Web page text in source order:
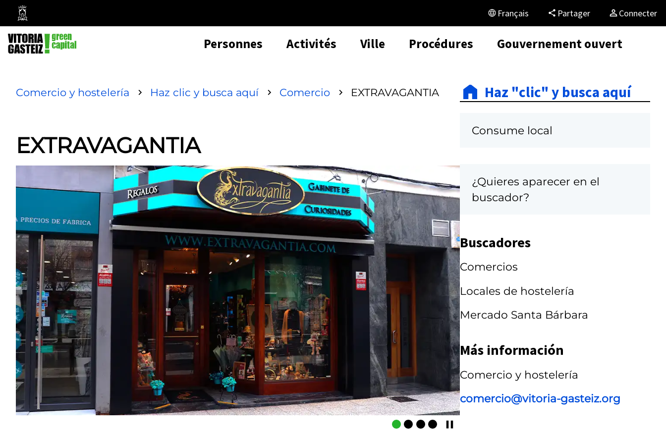
Mairie
de
Vitoria-
Gasteiz
Français Partager Connecter
Personnes Activités Ville Procédures Gouvernement ouvert
Comercio y hostelería Haz clic y busca aquí Comercio EXTRAVAGANTIA
EXTRAVAGANTIA
C
a
r
r
u
s
e
l
Haz "clic" y busca aquí
Consume local
¿Quieres aparecer en el
buscador?
Buscadores
Comercios
Locales de hostelería
Mercado Santa Bárbara
Más información
Comercio y hostelería
comercio@vitoria-gasteiz.org